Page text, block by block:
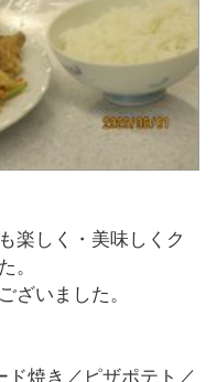
楽しく・美味しくク
。
ざいました。
き／ピザポテト／